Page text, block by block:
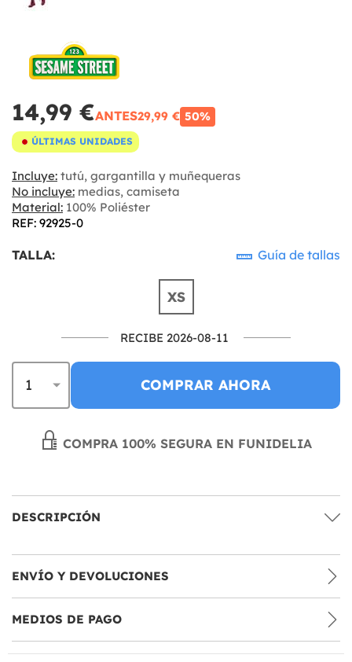
14,99 €ANTES29,99 € 50%
ÚLTIMAS UNIDADES
Incluye: tutú, gargantilla y muñequeras
No incluye: medias, camiseta
Material: 100% Poliéster
REF: 92925-0
TALLA: Guía de tallas
XS
RECIBE 2026-08-11
COMPRAR AHORA
COMPRA 100% SEGURA EN FUNIDELIA
DESCRIPCIÓN
ENVÍO Y DEVOLUCIONES
MEDIOS DE PAGO